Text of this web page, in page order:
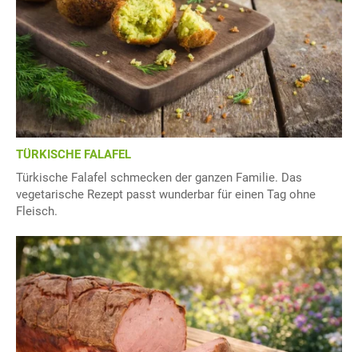
TÜRKISCHE FALAFEL
Türkische Falafel schmecken der ganzen Familie. Das
vegetarische Rezept passt wunderbar für einen Tag ohne
Fleisch.